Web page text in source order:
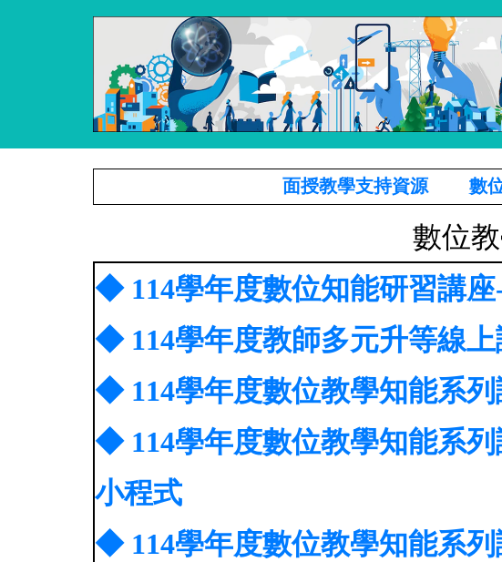
面授教學支持資源 數
數位
◆ 114學年度數位知能研習講
◆ 114學年度教師多元升等線
◆ 114學年度數位教學知能系
◆ 114學年度數位教學知能系
小程式
◆ 114學年度數位教學知能系